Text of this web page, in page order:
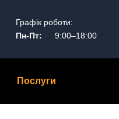
Графік роботи:
Пн-Пт:
9:00–18:00
Послуги